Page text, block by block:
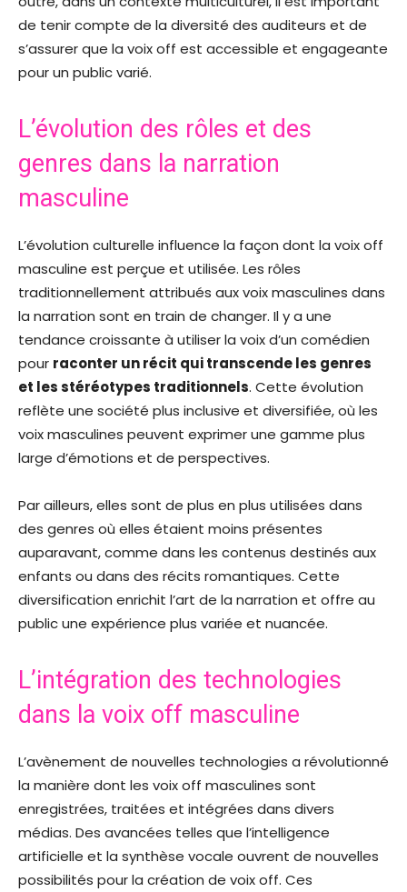
de tenir compte de la diversité des auditeurs et de
s’assurer que la voix off est accessible et engageante
pour un public varié.
L’évolution des rôles et des
genres dans la narration
masculine
L’évolution culturelle influence la façon dont la voix off
masculine est perçue et utilisée. Les rôles
traditionnellement attribués aux voix masculines dans
la narration sont en train de changer. Il y a une
tendance croissante à utiliser la voix d’un comédien
pour raconter un récit qui transcende les genres
et les stéréotypes traditionnels. Cette évolution
reflète une société plus inclusive et diversifiée, où les
voix masculines peuvent exprimer une gamme plus
large d’émotions et de perspectives.
Par ailleurs, elles sont de plus en plus utilisées dans
des genres où elles étaient moins présentes
auparavant, comme dans les contenus destinés aux
enfants ou dans des récits romantiques. Cette
diversification enrichit l’art de la narration et offre au
public une expérience plus variée et nuancée.
L’intégration des technologies
dans la voix off masculine
L’avènement de nouvelles technologies a révolutionné
la manière dont les voix off masculines sont
enregistrées, traitées et intégrées dans divers
médias. Des avancées telles que l’intelligence
artificielle et la synthèse vocale ouvrent de nouvelles
possibilités pour la création de voix off. Ces